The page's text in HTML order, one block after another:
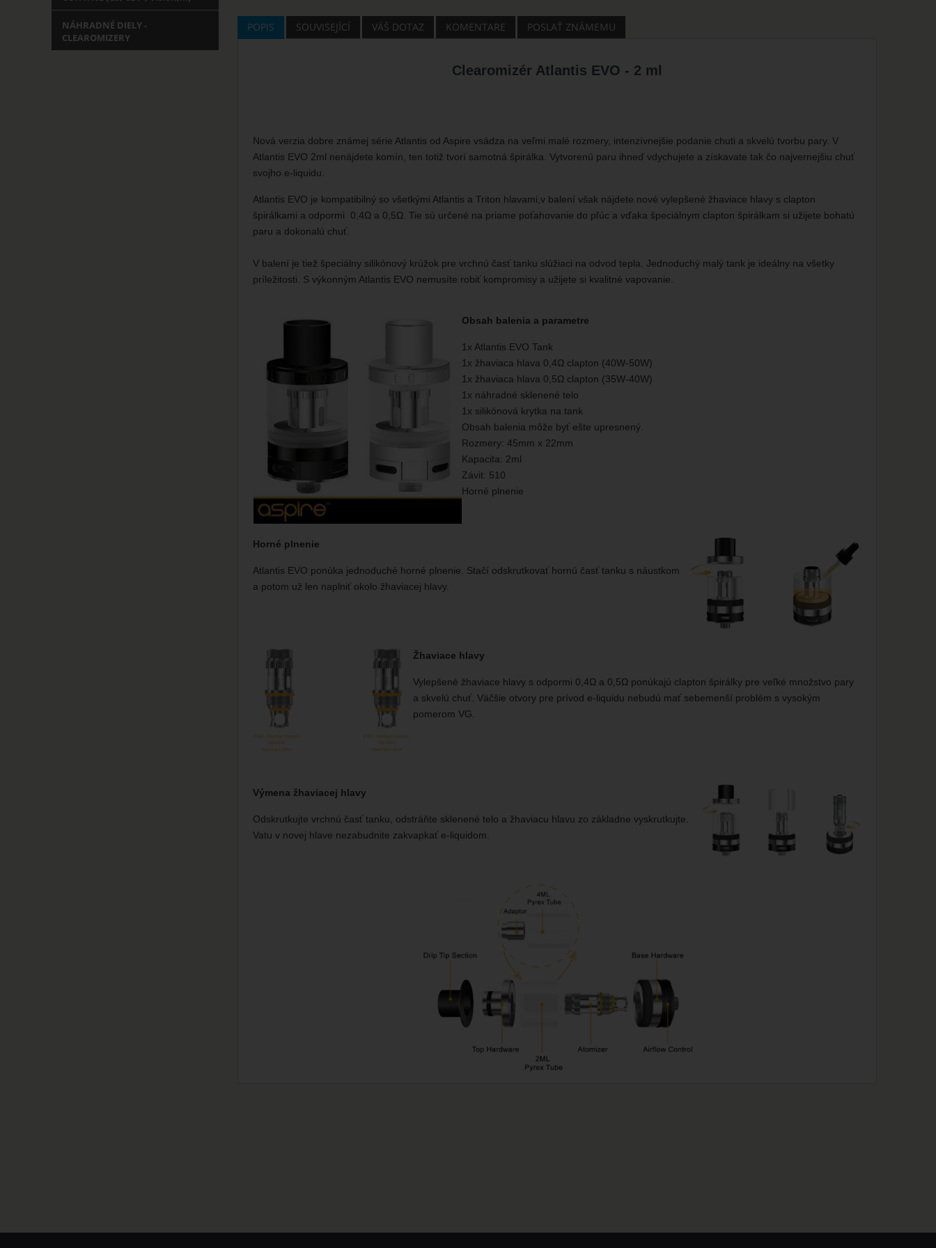
POPIS SOUVISEJÍCÍ VÁŠ DOTAZ KOMENTARE POSLAŤ ZNÁMEMU
Clearomizér Atlantis EVO - 2 ml
Nová verzia dobre známej série Atlantis od Aspire vsádza na veľmi malé rozmery, intenzívnejšie podanie chuti a skvelú tvorbu pary. V
Atlantis EVO 2ml nenájdete komín, ten totiž tvorí samotná špirálka. Vytvorenú paru ihneď vdychujete a získavate tak čo najvernejšiu chuť
svojho e-liquidu.
Atlantis EVO je kompatibilný so všetkými Atlantis a Triton hlavami,v balení však nájdete nové vylepšené žhaviace hlavy s clapton
špirálkami a odpormi 0,4Ω a 0,5Ω. Tie sú určené na priame poťahovanie do pľúc a vďaka špeciálnym clapton špirálkam si užijete bohatú
paru a dokonalú chuť.
V balení je tiež špeciálny silikónový krúžok pre vrchnú časť tanku slúžiaci na odvod tepla. Jednoduchý malý tank je ideálny na všetky
príležitosti. S výkonným Atlantis EVO nemusíte robiť kompromisy a užijete si kvalitné vapovanie.
Obsah balenia a parametre
1x Atlantis EVO Tank
1x žhaviaca hlava 0,4Ω clapton (40W-50W)
1x žhaviaca hlava 0,5Ω clapton (35W-40W)
1x náhradné sklenené telo
1x silikónová krytka na tank
Obsah balenia môže byť ešte upresnený.
Rozmery: 45mm x 22mm
Kapacita: 2ml
Závit: 510
Horné plnenie
Horné plnenie
Atlantis EVO ponúka jednoduché horné plnenie. Stačí odskrutkovať hornú časť tanku s náustkom
a potom už len naplniť okolo žhaviacej hlavy.
Žhaviace hlavy
Vylepšené žhaviace hlavy s odpormi 0,4Ω a 0,5Ω ponúkajú clapton špirálky pre veľké množstvo pary
a skvelú chuť. Väčšie otvory pre prívod e-liquidu nebudú mať sebemenší problém s vysokým
pomerom VG.
Výmena žhaviacej hlavy
Odskrutkujte vrchnú časť tanku, odstráňte sklenené telo a žhaviacu hlavu zo základne vyskrutkujte.
Vatu v novej hlave nezabudnite zakvapkať e-liquidom.
NÁHRADNÉ DIELY -
CLEAROMIZERY